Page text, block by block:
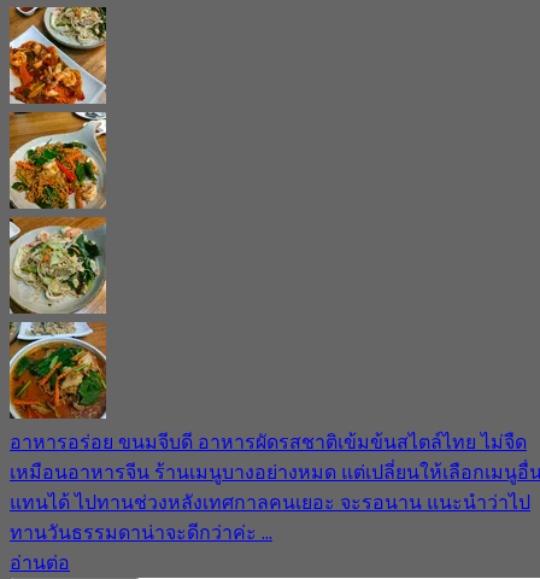
อาหารอร่อย ขนมจีบดี อาหารผัดรสชาติเข้มข้นสไตล์ไทย ไม่จืด
เหมือนอาหารจีน ร้านเมนูบางอย่างหมด แต่เปลี่ยนให้เลือกเมนูอื่
แทนได้ ไปทานช่วงหลังเทศกาลคนเยอะ จะรอนาน แนะนำว่าไป
ทานวันธรรมดาน่าจะดีกว่าค่ะ ...
อ่านต่อ